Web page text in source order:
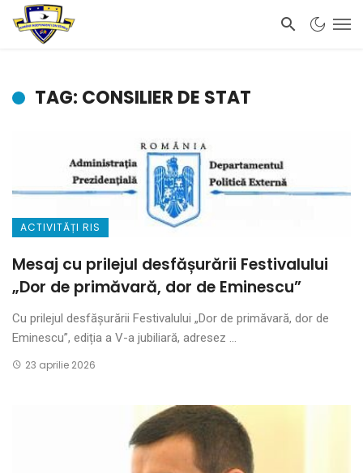
TAG: CONSILIER DE STAT
ACTIVITĂȚI RIS
Mesaj cu prilejul desfășurării Festivalului
„Dor de primăvară, dor de Eminescu”
Cu prilejul desfășurării Festivalului „Dor de primăvară, dor de
Eminescu”, ediția a V-a jubiliară, adresez ...
23 aprilie 2026